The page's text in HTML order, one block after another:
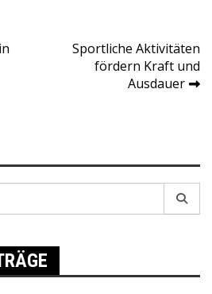
Sportliche Aktivitäten
fördern Kraft und
Ausdauer